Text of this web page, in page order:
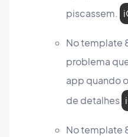
piscassem.
No template
problema
app quando
de detalhes
No template